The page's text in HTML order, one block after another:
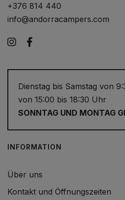
+376 814 440
info@andorracampers.com
Instagram
Dienstag bis Samstag von
von 15:00 bis 18:30 Uhr
SONNTAG UND MONTAG
INFORMATION
Über uns
Kontakt und Öffnungszeiten